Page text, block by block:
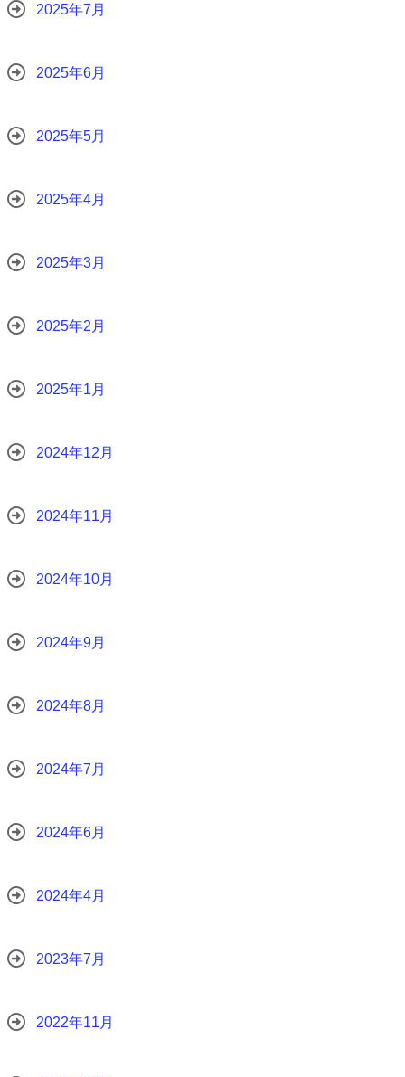
2025年7月
2025年6月
2025年5月
2025年4月
2025年3月
2025年2月
2025年1月
2024年12月
2024年11月
2024年10月
2024年9月
2024年8月
2024年7月
2024年6月
2024年4月
2023年7月
2022年11月